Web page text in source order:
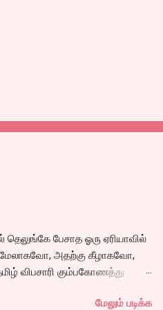
பேசாத ஓரு ஏரியாவில்
மேலாகவோ, அதற்கு கீழாகவோ,
விபசாரி கும்பகோணத்து
அவளுடய வாழ்கை எப்படிமேலும் படிக்க